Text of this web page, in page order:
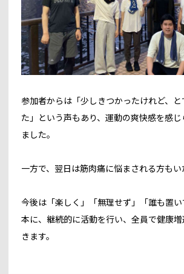
参加者からは「少しきつかったけれど、と
た」という声もあり、運動の爽快感を感
ました。
一方で、翌日は筋肉痛に悩まされる方もい
今後は「楽しく」「無理せず」「誰も置
本に、継続的に活動を行い、全員で健康
きます。